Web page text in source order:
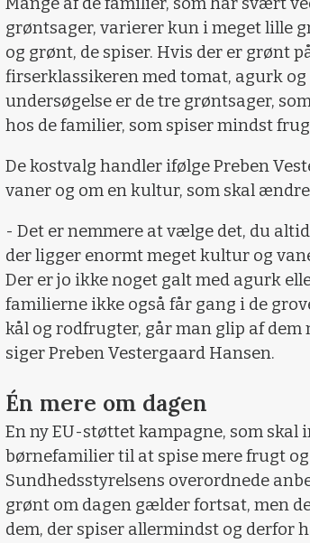
grøntsager, varierer kun i meget lille
og grønt, de spiser. Hvis der er grønt
firserklassikeren med tomat, agurk og
undersøgelse er de tre grøntsager,
hos de familier, som spiser mindst
De kostvalg handler ifølge Preben
vaner og om en kultur, som skal
- Det er nemmere at vælge det, du
der ligger enormt meget kultur og
Der er jo ikke noget galt med agurk
familierne ikke også får gang i de
kål og rodfrugter, går man glip af
siger Preben Vestergaard Hansen.
Én mere om dagen
En ny EU-støttet kampagne, som skal
børnefamilier til at spise mere frugt
Sundhedsstyrelsens overordnede
grønt om dagen gælder fortsat, men
dem, der spiser allermindst og derfor